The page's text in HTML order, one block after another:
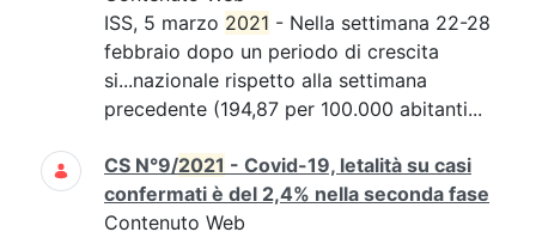
ISS, 5 marzo 2021 - Nella settimana 22-28
febbraio dopo un periodo di crescita
si...nazionale rispetto alla settimana
precedente (194,87 per 100.000 abitanti...
CS N°9/2021 - Covid-19, letalità su casi
confermati è del 2,4% nella seconda fase
Contenuto Web